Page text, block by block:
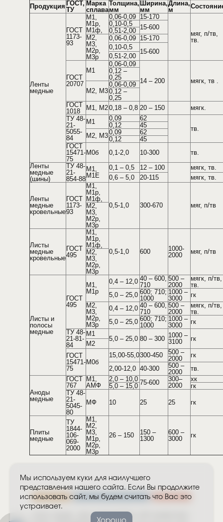
Продукция ГОСТ,
ТУ
Марка
сплава
Толщина,
мм
Ширина,
мм
Длина,
м
Ленты
медные
ГОСТ
1173-
93
М1,
М1р,
М1ф,
0,06-0,09 15-170
мяг, п/тв,
тв.
0,10-0,5 15-600
0,51-2,00
М2,
М3,
М2р,
М3р
0,06-0,09 15-170
0,10-0,5
15-600
0,51-2,00
ГОСТ
20707
М1
0,06-0,09
14 – 200 мягк, тв .
0,12 –
0,25
М2, М3
0,06-0,09
0,12 –
0,25
ГОСТ
1018
М1, М20,18 – 0,8 20 – 150
мягк.
ТУ 48-
21-
5055-
84
М1 0,09
62
тв.
0,12
45
М2, М30,09
62
0,12
45
ГОСТ
15471-
75
М0б 0,1-2,0 10-300
тв.
Ленты
медные
(шины)
ТУ 48-
21-
854-88
М1,
М1Е
0,1 – 0,5 12 – 100
мягк, тв.
0,6 – 5,0
20-115 мягк, тв.
Ленты
медные
кровельные
ГОСТ
1173-
93
М1,
М1р,
М1ф,
0,5-1,0
300-670 мяг, п/тв
М2,
М3,
М2р,
М3р
Листы
медные
кровельные
ГОСТ
495
М1,
М1р,
М1ф,
0,5-1,0
600
1000-
2000
мяг, п/тв
М2,
М3,
М2р,
М3р
Листы и
полосы
медные
ГОСТ
495
М1,
М1р
0,4 – 12,0 40 – 600,
710
500 –
2000
мягк, п/тв,
тв.
5,0 – 25,0 600; 710;
1000
1000 –
3000
гк
М2,
М3,
М2р,
М3р
0,4 – 12,0 40 – 600,
710
500 –
2000
мягк, п/тв,
тв.
5,0 – 25,0 600; 710;
1000
1000 –
3000
гк
ТУ 48-
21-81-
84
М1
5,0 – 25,0 80 – 300 1000 –
3100
гк
М2
ГОСТ
15471-
75
М0б
15,00-55,0300-450
500 –
2000
гк
2,00-12,0 40-300
500 –
2000
тв.
Аноды
медные
ГОСТ
767
М1,
АМФ
2,0 – 10,0 75-600
300–
2000
хк
5,0 – 15,0
гк
ТУ 48-
21-
5045-
80
МФ 10 25 25 гк
Плиты
медные
ТУ
1844-
106-
069-
2000
М1,
М2,
М3,
М1р,
М2р,
М3р
26 – 150
150 –
1300
600 –
3000
гк
ООО «КЦМ», ИНН 4345249300, КПП 434501001,
Мы используем куки для наилучшего
представления нашего сайта. Если Вы продолжите
использовать сайт, мы будем считать что Вас это
устраивает.